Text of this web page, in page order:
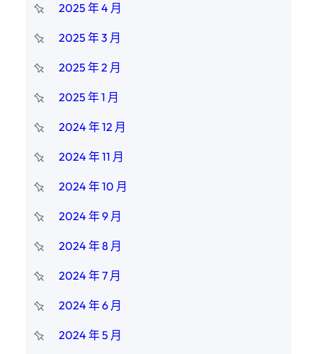
2025 年 4 月
2025 年 3 月
2025 年 2 月
2025 年 1 月
2024 年 12 月
2024 年 11 月
2024 年 10 月
2024 年 9 月
2024 年 8 月
2024 年 7 月
2024 年 6 月
2024 年 5 月